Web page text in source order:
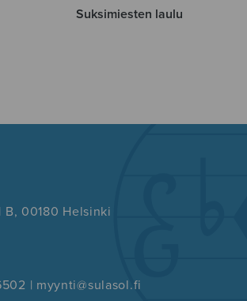
Suksimiesten laulu
B, 00180 Helsinki
| myynti@sulasol.fi